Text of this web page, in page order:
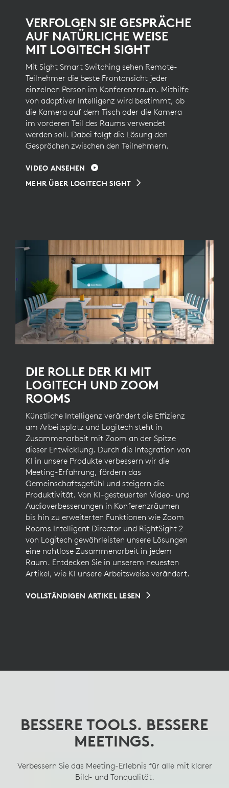
VERFOLGEN SIE GESPRÄCHE
AUF NATÜRLICHE WEISE
MIT LOGITECH SIGHT
Mit Sight Smart Switching sehen Remote-
Teilnehmer die beste Frontansicht jeder
einzelnen Person im Konferenzraum. Mithilfe
von adaptiver Intelligenz wird bestimmt, ob
die Kamera auf dem Tisch oder die Kamera
im vorderen Teil des Raums verwendet
werden soll. Dabei folgt die Lösung den
Gesprächen zwischen den Teilnehmern.
VIDEO ANSEHEN
MEHR ÜBER LOGITECH SIGHT
DIE ROLLE DER KI MIT
LOGITECH UND ZOOM
ROOMS
Künstliche Intelligenz verändert die Effizienz
am Arbeitsplatz und Logitech steht in
Zusammenarbeit mit Zoom an der Spitze
dieser Entwicklung. Durch die Integration von
KI in unsere Produkte verbessern wir die
Meeting-Erfahrung, fördern das
Gemeinschaftsgefühl und steigern die
Produktivität. Von KI-gesteuerten Video- und
Audioverbesserungen in Konferenzräumen
bis hin zu erweiterten Funktionen wie Zoom
Rooms Intelligent Director und RightSight 2
von Logitech gewährleisten unsere Lösungen
eine nahtlose Zusammenarbeit in jedem
Raum. Entdecken Sie in unserem neuesten
Artikel, wie KI unsere Arbeitsweise verändert.
VOLLSTÄNDIGEN ARTIKEL LESEN
ERHALTEN SIE DIE BESTE
PERSPEKTIVE
Klar sehen und hören mit einer intelligenten Tisch-
Konferenzkamera.
BESSERE TOOLS. BESSERE
MEETINGS.
Verbessern Sie das Meeting-Erlebnis für alle mit klarer
Bild- und Tonqualität.
OPTIMIERTE BÜROS,
OPTIMIERTE
SCHREIBTISCHE
Eine Managed-Dockingstation, die personalisierte Hot